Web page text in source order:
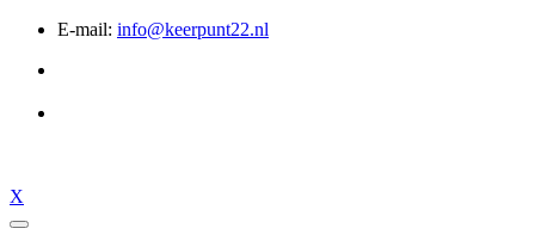
E-mail: info@keerpunt22.nl
X